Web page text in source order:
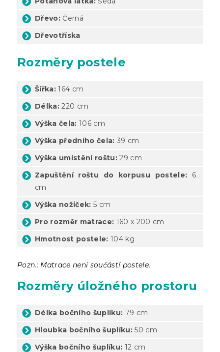
Dřevo: Černá
Dřevotříska
Rozměry postele
Šířka: 164 cm
Délka: 220 cm
Výška čela: 106 cm
Výška předního čela: 39 cm
Výška umístění roštu:29 cm
Zapuštění roštu do korpusu postele: 6
cm
Výška nožiček: 5 cm
Pro rozměr matrace: 160 x 200 cm
Hmotnost postele: 104 kg
Pozn.: Matrace není součástí postele.
Rozměry úložného prostoru
Délka bočního šuplíku: 79 cm
Hloubka bočního šuplíku: 50 cm
Výška bočního šuplíku: 12 cm